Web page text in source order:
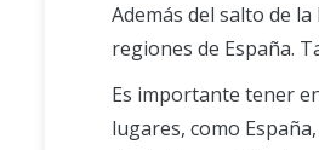
Además del salto de
regiones de España.
Es importante tener
lugares, como